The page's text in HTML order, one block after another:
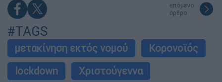
επόμενο
άρθρο
#TAGS
μετακίνηση εκτός νομού
Κορονοϊός
lockdown
Χριστούγεννα